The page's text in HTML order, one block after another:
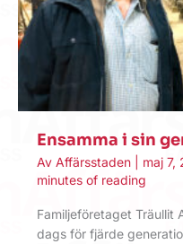
Ensamma i sin
Av Affärsstaden maj 7,
minutes of reading
Familjeföretaget Träullit
dags för fjärde